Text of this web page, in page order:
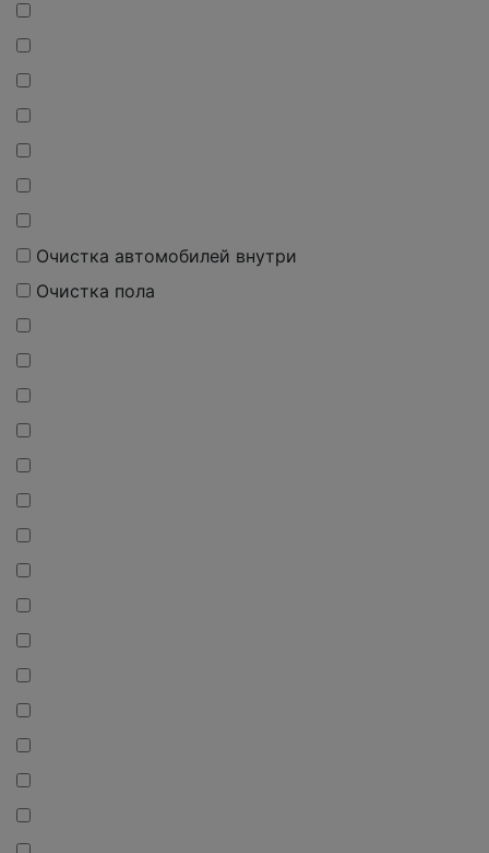
Очистка автомобилей внутри
Очистка пола